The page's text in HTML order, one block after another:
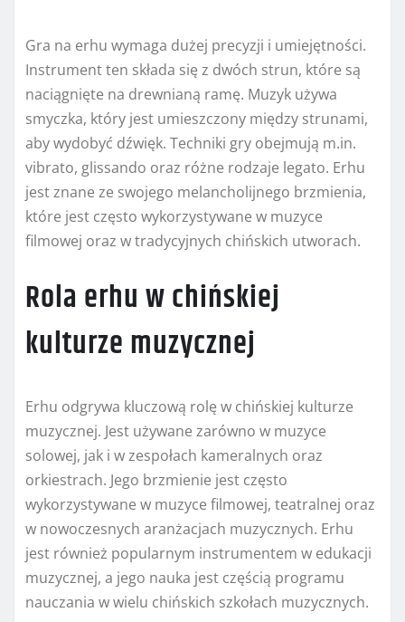
Gra na erhu wymaga dużej precyzji i umiejętności.
Instrument ten składa się z dwóch strun, które są
naciągnięte na drewnianą ramę. Muzyk używa
smyczka, który jest umieszczony między strunami,
aby wydobyć dźwięk. Techniki gry obejmują m.in.
vibrato, glissando oraz różne rodzaje legato. Erhu
jest znane ze swojego melancholijnego brzmienia,
które jest często wykorzystywane w muzyce
filmowej oraz w tradycyjnych chińskich utworach.
Rola erhu w chińskiej
kulturze muzycznej
Erhu odgrywa kluczową rolę w chińskiej kulturze
muzycznej. Jest używane zarówno w muzyce
solowej, jak i w zespołach kameralnych oraz
orkiestrach. Jego brzmienie jest często
wykorzystywane w muzyce filmowej, teatralnej oraz
w nowoczesnych aranżacjach muzycznych. Erhu
jest również popularnym instrumentem w edukacji
muzycznej, a jego nauka jest częścią programu
nauczania w wielu chińskich szkołach muzycznych.